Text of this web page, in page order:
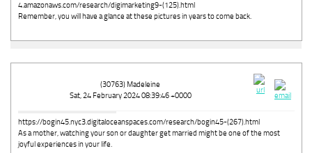
4.amazonaws.com/research/digimarketing9-(125).html
Remember, you will have a glance at these pictures in years to come back.
(30763) Madeleine
Sat, 24 February 2024 08:39:46 +0000
https://bogin45.nyc3.digitaloceanspaces.com/research/bogin45-(267).html
As a mother, watching your son or daughter get married might be one of the most
joyful experiences in your life.